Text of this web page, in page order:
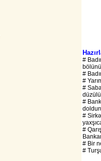
#
#
#
#
#
#
#
# Bir
#